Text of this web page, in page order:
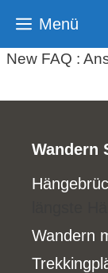
Inhalt
springen
Menü
New FAQ :
Wandern
Wandern